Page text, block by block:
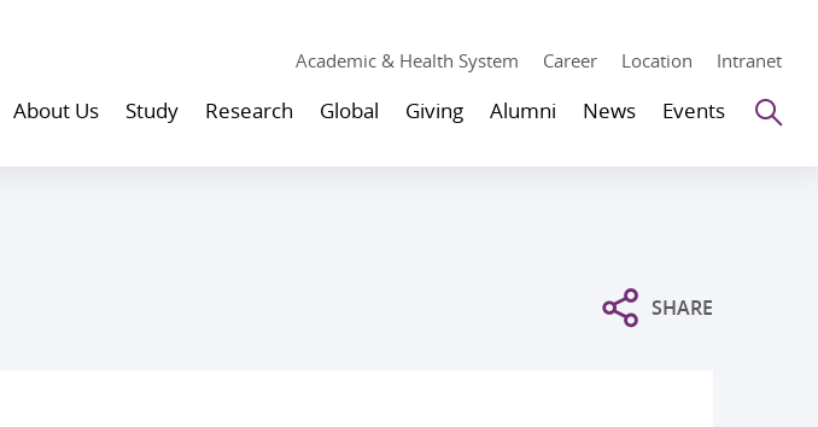
Academic & Health System Career Location Intranet
About Us Study Research Global Giving Alumni News Events
SHARE